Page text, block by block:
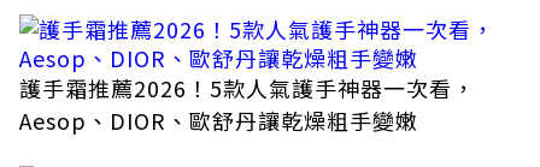
護手霜推薦2026！5款人氣護手神器一次看，
Aesop、DIOR、歐舒丹讓乾燥粗手變嫩